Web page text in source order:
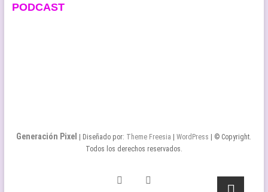
PODCAST
Generación Pixel | Diseñado por: Theme Freesia |WordPress | © Copyright.
Todos los derechos reservados.
Twitter